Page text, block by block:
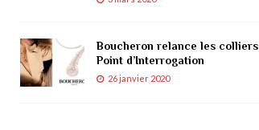
Boucheron relance les colliers
Point d’Interrogation
26 janvier 2020